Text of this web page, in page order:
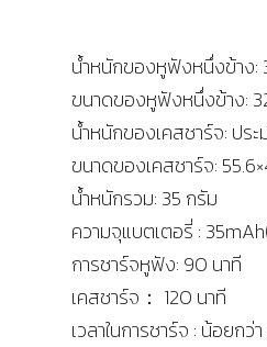
น้ำหนักของหูฟังหนึ่งข้าง:
ขนาดของหูฟังหนึ่งข้าง:
น้ำหนักของเคสชาร์จ: ปร
ขนาดของเคสชาร์จ:
น้ำหนักรวม: 35 กรัม
ความจุแบตเตอรี่ :
การชาร์จหูฟัง: 90 นาที
เคสชาร์จ： 120 นาที
เวลาในการชาร์จ : น้อยกว่